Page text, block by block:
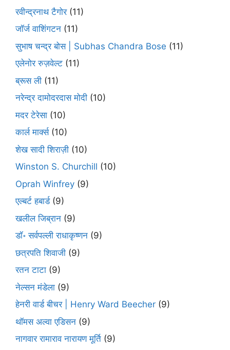
रवीन्द्रनाथ टैगोर(11)
जॉर्ज वाशिंगटन (11)
सुभाष चन्द्र बोस | Subhas Chandra Bose (11)
एलेनोर रुज़वेल्ट (11)
ब्रूस ली (11)
नरेन्द्र दामोदरदास मोदी (10)
मदर टेरेसा (10)
कार्ल मार्क्स(10)
शेख सादी शिराज़ी (10)
Winston S. Churchill (10)
Oprah Winfrey (9)
एल्बर्ट हबार्ड(9)
खलील जिब्रान (9)
डॉ॰ सर्वपल्ली राधाकृष्णन (9)
छत्रपति शिवाजी (9)
रतन टाटा (9)
नेल्सन मंडेला (9)
हेनरी वार्ड बीचर | Henry Ward Beecher (9)
थॉमस अल्वा एडिसन (9)
नागवार रामाराव नारायण मूर्ति (9)